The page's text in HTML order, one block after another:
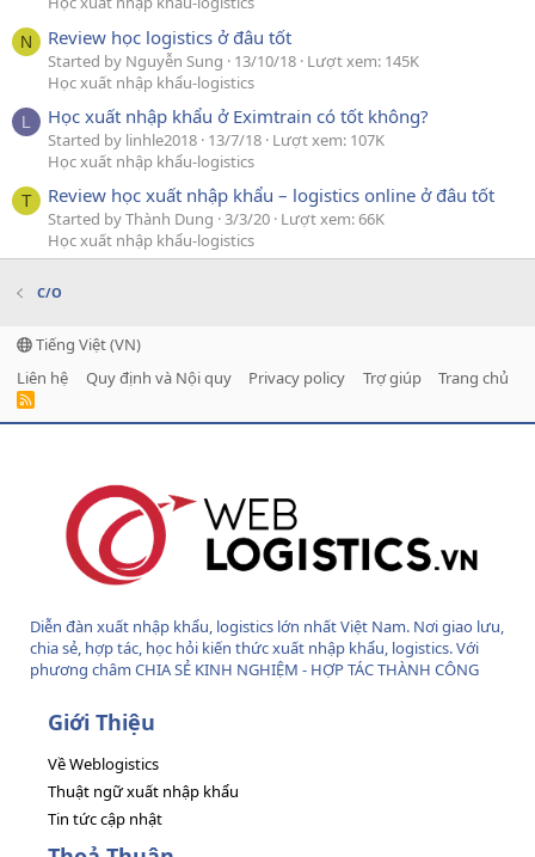
N Review học logistics ở đâu tốt
Started by Nguyễn Sung 13/10/18 Lượt xem: 145K
Học xuất nhập khẩu-logistics
L Học xuất nhập khẩu ở Eximtrain có tốt không?
Started by linhle2018 13/7/18 Lượt xem: 107K
Học xuất nhập khẩu-logistics
T Review học xuất nhập khẩu – logistics online ở đâu tốt
Started by Thành Dung 3/3/20 Lượt xem: 66K
Học xuất nhập khẩu-logistics
C/O
Tiếng Việt (VN)
Liên hệ
Quy định và Nội quy Privacy policy Trợ giúp Trang chủ
R
Diễn đàn xuất nhập khẩu, logistics lớn nhất Việt Nam. Nơi giao lưu,
chia sẻ, hợp tác, học hỏi kiến thức xuất nhập khẩu, logistics. Với
phương châm CHIA SẺ KINH NGHIỆM - HỢP TÁC THÀNH CÔNG
Giới Thiệu
Về Weblogistics
Thuật ngữ xuất nhập khẩu
Tin tức cập nhật